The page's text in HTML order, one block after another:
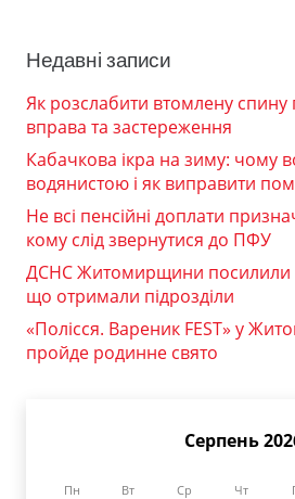
Недавні записи
Як розслабити втомлену
вправа та застереження
Кабачкова ікра на зиму: чому
водянистою і як виправити
Не всі пенсійні доплати
кому слід звернутися до ПФУ
ДСНС Житомирщини посилили
що отримали підрозділи
«Полісся. Вареник FEST» у
пройде родинне свято
Серпень
Пн Вт Ср Чт